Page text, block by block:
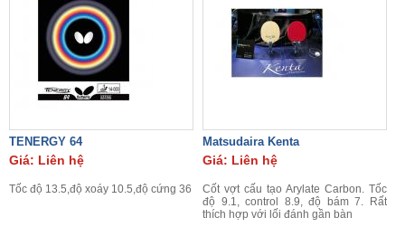
TENERGY 64
Giá: Liên hệ
Tốc độ 13.5,độ xoáy 10.5,độ cứng 36
Matsudaira Kenta
Giá: Liên hệ
Cốt vợt cấu tạo Arylate Carbon. Tốc
độ 9.1, control 8.9, độ bám 7. Rất
thích hợp với lối đánh gần bàn